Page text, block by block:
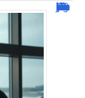
Combien de jour pour un décès d’un parent à l’étranger ?